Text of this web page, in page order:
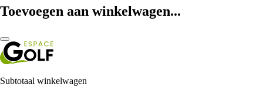
Toevoegen aan winkelwagen...
Subtotaal winkelwagen